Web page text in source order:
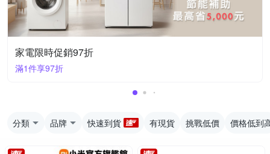
家電限時促銷97折
滿1件享97折
分類 品牌 快速到貨 有現貨 挑戰低價 價格低到